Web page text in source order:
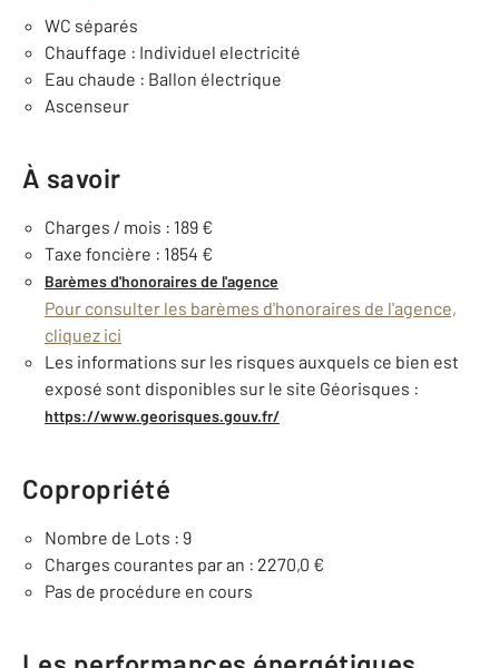
WC séparés
Chauffage : Individuel electricité
Eau chaude : Ballon électrique
Ascenseur
À savoir
Charges / mois : 189 €
Taxe foncière : 1854 €
Barèmes d'honoraires de l'agence
Pour consulter les barèmes d'honoraires de l'agence,
cliquez ici
Les informations sur les risques auxquels ce bien est
exposé sont disponibles sur le site Géorisques :
https://www.georisques.gouv.fr/
Copropriété
Nombre de Lots : 9
Charges courantes par an : 2270,0 €
Pas de procédure en cours